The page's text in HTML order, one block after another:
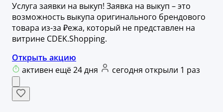
Услуга заявки на выкуп! Заявка на выкуп – это
возможность выкупа оригинального брендового
товара из-за ₽ежа, который не представлен на
витрине CDEK.Shopping.
Открыть акцию
активен ещё 24 дня
сегодня открыли 1 раз